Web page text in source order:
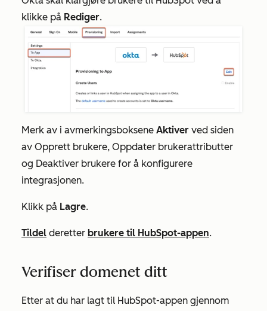
klikke på Rediger.
Merk av i avmerkingsboksene Aktiver ved siden
av Opprett brukere, Oppdater brukerattributter
og Deaktiver brukere for å konfigurere
integrasjonen.
Klikk på Lagre.
Tildel deretter brukere til HubSpot-appen.
Verifiser domenet ditt
Etter at du har lagt til HubSpot-appen gjennom